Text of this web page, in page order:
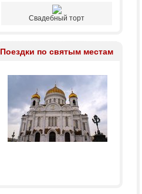
Свадебный торт
Поездки по святым местам